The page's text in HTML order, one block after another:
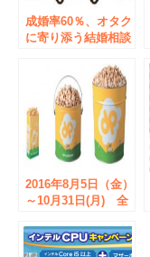
成婚率60％、オタク
に寄り添う結婚相談
が、「オンライン婚
活」を2020年4月末
より導入。2020年6
月1日から「オンラ
イン婚活応援キャン
ぺーン」をスター
2016年8月5日（金）
～10月31日(月) 全
コーンブランド
「Doc Popcorn」～